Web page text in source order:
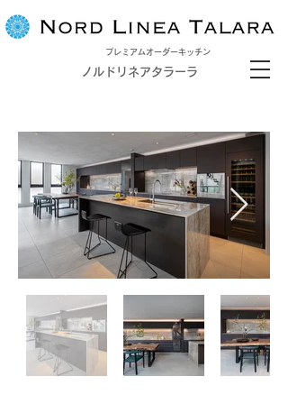
プレミアムオーダーキッチン
ノルドリネアタラーラ